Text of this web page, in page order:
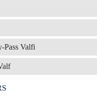
Pass Valfi